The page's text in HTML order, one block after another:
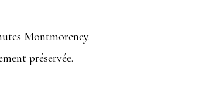
Montmorency.
préservée.